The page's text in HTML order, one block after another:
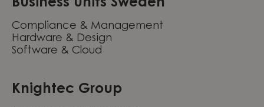
Business units Sweden
Compliance & Management
Hardware & Design
Software & Cloud
Knightec Group